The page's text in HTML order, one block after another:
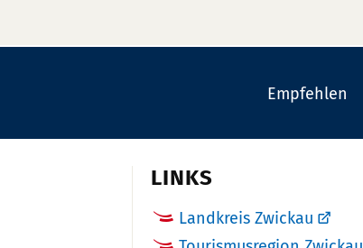
n
e
Empfehlen
LINKS
Landkreis Zwickau